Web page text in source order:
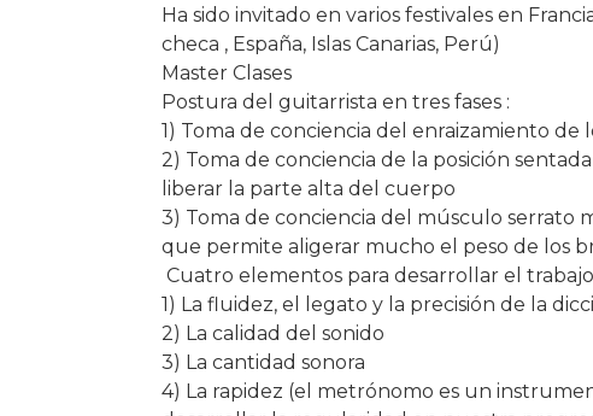
Ha sido invitado en varios festivales en
checa , España, Islas Canarias, Perú)
Master Clases
Postura del guitarrista en tres fases :
1) Toma de conciencia del enraizamiento de
2) Toma de conciencia de la posición
liberar la parte alta del cuerpo
3) Toma de conciencia del músculo serrato
que permite aligerar mucho el peso de los
Cuatro elementos para desarrollar el
1) La fluidez, el legato y la precisión de la
2) La calidad del sonido
3) La cantidad sonora
4) La rapidez (el metrónomo es un